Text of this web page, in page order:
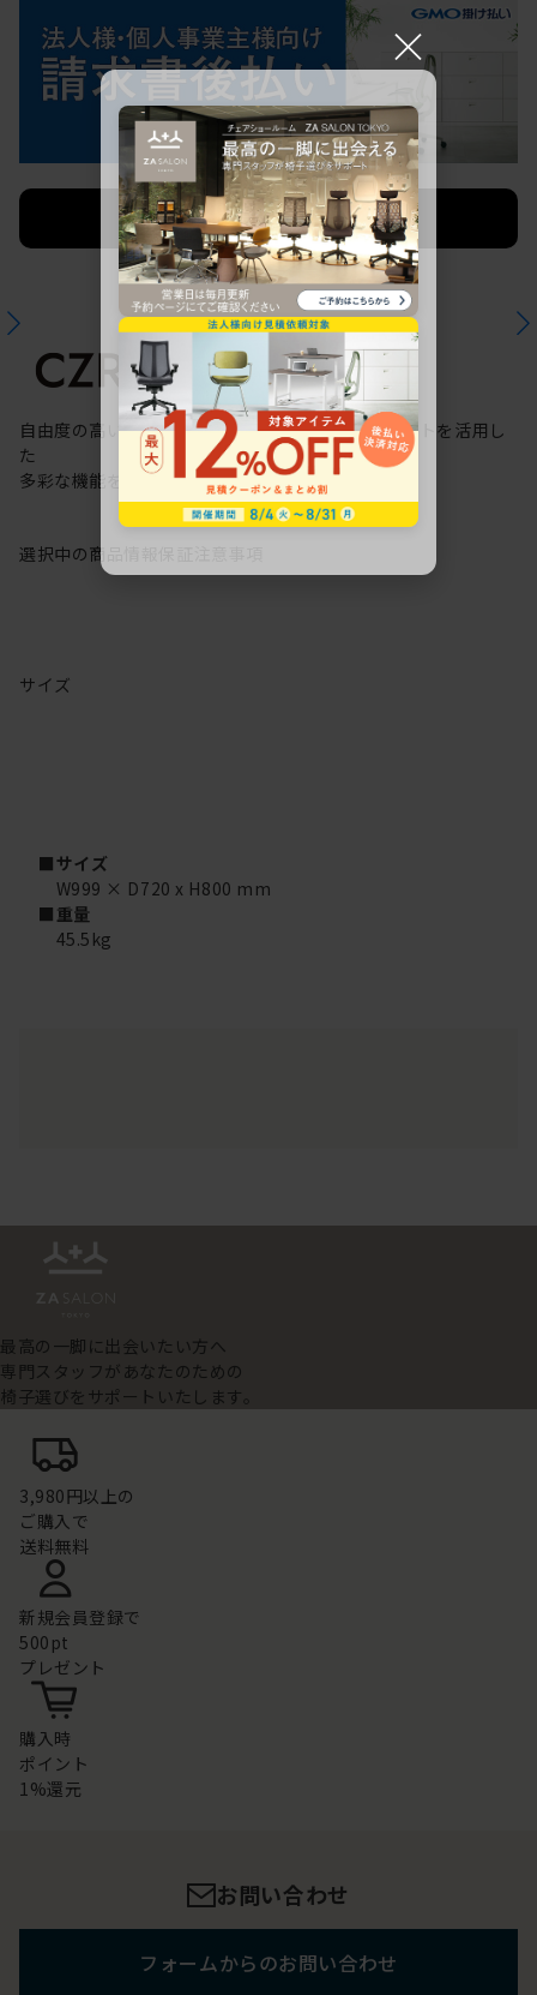
法人限定 お見積り
ご希望に応じて承ります。
自由度の高いケーブリング機能と配線ダクトスリットを活用し
た
多彩な機能を備えた次世代のスタンダードデスク
選択中の商品情報
サイズ
■サイズ
W999 × D720 x H800 mm
■重量
45.5kg
最高の一脚に出会いたい方へ
専門スタッフがあなたのための
椅子選びをサポートいたします。
3,980円以上の
ご購入で
送料無料
新規会員登録で
500pt
プレゼント
購入時
ポイント
1%還元
お問い合わせ
フォームからのお問い合わせ
×